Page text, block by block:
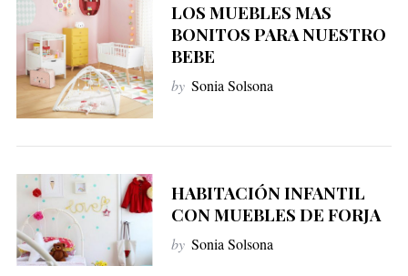
LOS MUEBLES MAS
BONITOS PARA NUESTRO
BEBE
by Sonia Solsona
HABITACIÓN INFANTIL
CON MUEBLES DE FORJA
by Sonia Solsona